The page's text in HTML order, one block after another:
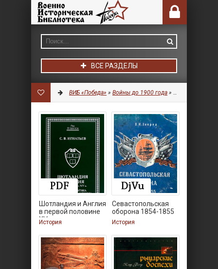
ВСЕ РАЗДЕЛЫ
ВИБ «Победа» » Войны до 1900 года » Страница 2
Шотландия и Англия
в первой половине
XV
История
Севастопольская
оборона 1854-1855
История